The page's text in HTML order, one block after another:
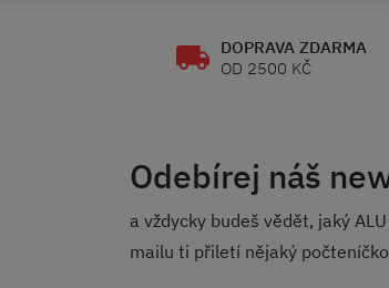
DOPRAVA ZDARMA
OD 2500 KČ
Odebírej náš
a vždycky budeš vědět, jaký
mailu ti přiletí nějaký